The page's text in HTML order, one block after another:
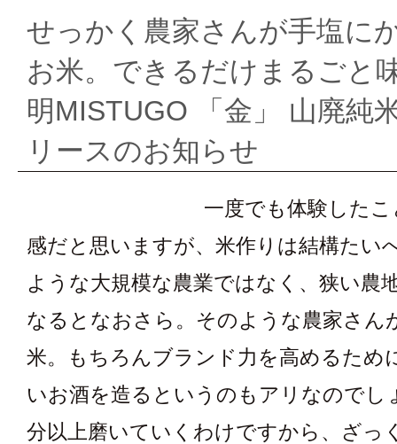
ー
ズ
セ
ク
シ
ョ
ン
せっかく農家さんが手塩に
お米。できるだけまるごと
明MISTUGO 「金」 山廃純
リースのお知らせ
一度でも体験した
感だと思いますが、米作りは結構たい
ような大規模な農業ではなく、狭い農
なるとなおさら。そのような農家さん
米。もちろんブランド力を高めるため
いお酒を造るというのもアリなのでし
分以上磨いていくわけですから、ざっ